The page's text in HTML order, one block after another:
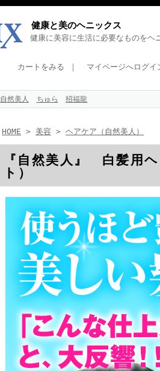
健康と美のヘニックス
健康に美容に生活に必要なものをヘ
カートをみる ｜ マイページへログイ
自然美人 ちゅら 招福龍
HOME > 美容 > ヘアケア（自然美人）
『自然美人』 白髪用
ト）